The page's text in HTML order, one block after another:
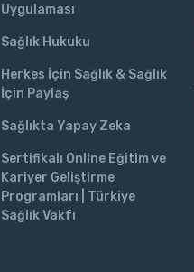
Uygulaması
Sağlık Hukuku
Herkes İçin Sağlık & Sağlık
İçin Paylaş
Sağlıkta Yapay Zeka
Sertifikalı Online Eğitim ve
Kariyer Geliştirme
Programları | Türkiye
Sağlık Vakfı